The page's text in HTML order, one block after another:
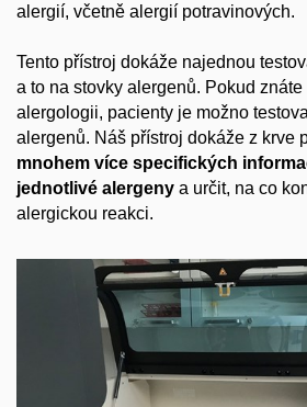
alergií, včetně alergií potravinových.
Tento přístroj dokáže najednou
a to na stovky alergenů. Pokud
alergologii, pacienty je možno
alergenů. Náš přístroj dokáže z krve
mnohem více specifických
jednotlivé alergeny a určit, na co
alergickou reakci.